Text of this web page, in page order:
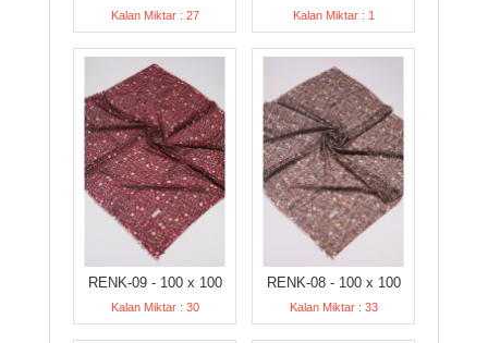
Kalan Miktar : 27 Kalan Miktar : 1
RENK-09 - 100 x 100
Kalan Miktar : 30
RENK-08 - 100 x 100
Kalan Miktar : 33